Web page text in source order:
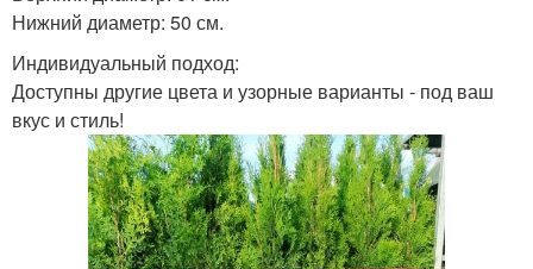
Нижний диаметр: 50 см.
Индивидуальный подход:
Доступны другие цвета и узорные варианты - под ваш
вкус и стиль!